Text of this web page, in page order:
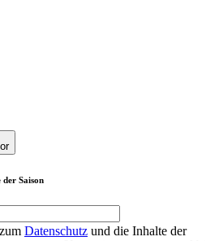
der Saison
Datenschutz und die Inhalte der